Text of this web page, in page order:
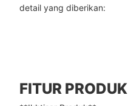
detail yang diberikan:
FITUR PRODUK